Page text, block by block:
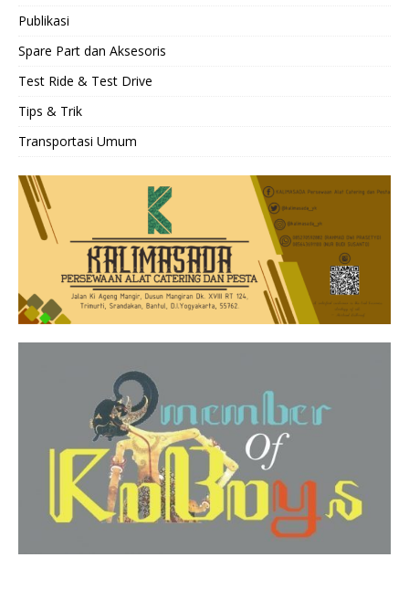
Publikasi
Spare Part dan Aksesoris
Test Ride & Test Drive
Tips & Trik
Transportasi Umum